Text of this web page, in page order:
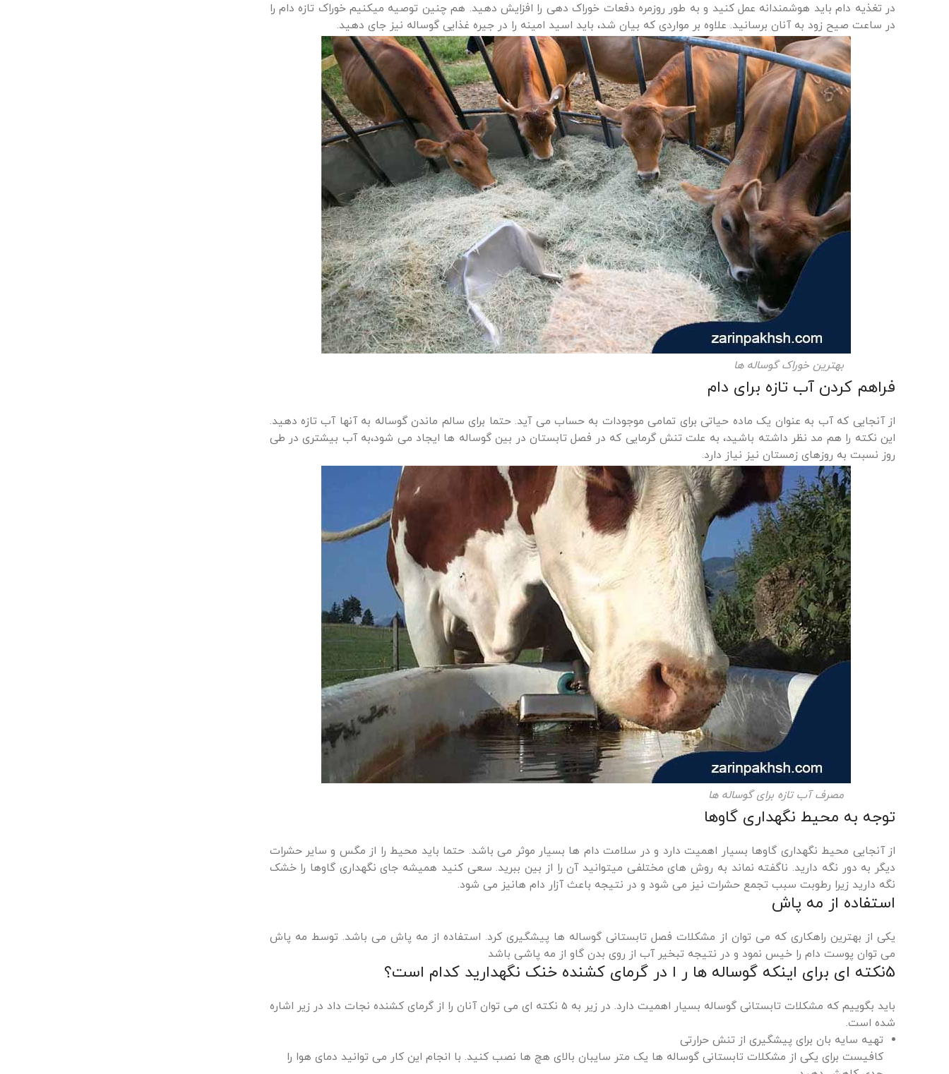
در تغذیه دام باید هوشمندانه عمل کنید و به طور روزمره دفعات خوراک دهی را افزایش دهید. هم چنین توصیه میکنیم خوراک تازه دام را
در ساعت صیح زود به آنان برسانید. علاوه بر مواردی که بیان شد، باید اسید امینه را در جیره غذایی گوساله نیز جای دهید.
بهترین خوراک گوساله ها
فراهم کردن آب تازه برای دام
از آنجایی که آب به عنوان یک ماده حیاتی برای تمامی موجودات به حساب می آید. حتما برای سالم ماندن گوساله به آنها آب تازه دهید.
این نکته را هم مد نظر داشته باشید، به علت تنش گرمایی که در فصل تابستان در بین گوساله ها ایجاد می شود،به آب بیشتری در طی
روز نسبت به روزهای زمستان نیز نیاز دارد.
مصرف آب تازه برای گوساله ها
توجه به محیط نگهداری گاوها
از آنجایی محیط نگهداری گاوها بسیار اهمیت دارد و در سلامت دام ها بسیار موثر می باشد. حتما باید محیط را از مگس و سایر حشرات
دیگر به دور نگه دارید. ناگفته نماند به روش های مختلفی میتوانید آن را از بین ببرید. سعی کنید همیشه جای نگهداری گاوها را خشک
نگه دارید زیرا رطوبت سبب تجمع حشرات نیز می شود و در نتیجه باعث آزار دام هانیز می شود.
استفاده از مه پاش
یکی از بهترین راهکاری که می توان از مشکلات فصل تابستانی گوساله ها پیشگیری کرد. استفاده از مه پاش می باشد. توسط مه پاش
می توان پوست دام را خیس نمود و در نتیجه تبخیر آب از روی بدن گاو از مه پاشی باشد
5نکته ای برای اینکه گوساله ها ر ا در گرمای کشنده خنک نگهدارید کدام است؟
باید بگوییم که مشکلات تابستانی گوساله بسیار اهمیت دارد. در زیر به 5 نکته ای می توان آنان را از گرمای کشنده نجات داد در زیر اشاره
شده است.
تهیه سایه بان برای پیشگیری از تنش حرارتی
کافیست برای یکی از مشکلات تابستانی گوساله ها یک متر سایبان بالای هچ ها نصب کنید. با انجام این کار می توانید دمای هوا را